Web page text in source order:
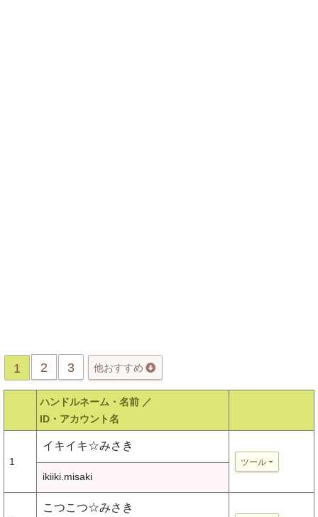
1 2 3 他おすすめ
ハンドルネーム・名前 ／
ID・アカウント名
1
イキイキ☆みさき
ツール
ikiiki.misaki
こつこつ☆みさき